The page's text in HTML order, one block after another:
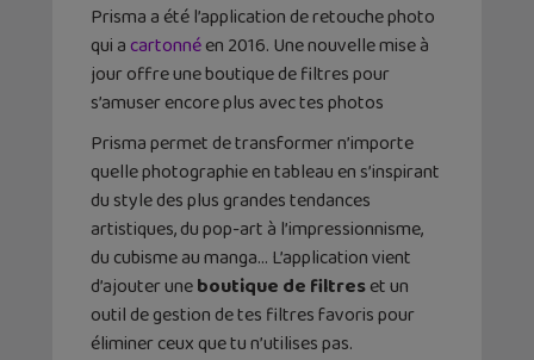
Prisma a été l’application de retouche photo
qui acartonnéen 2016. Une nouvelle mise à
jour offre une boutique de filtres pour
s’amuser encore plus avec tes photos
Prisma permet de transformer n’importe
quelle photographie en tableau en s’inspirant
du style des plus grandes tendances
artistiques, du pop-art à l’impressionnisme,
du cubisme au manga… L’application vient
d’ajouter uneboutique de filtreset un
outil de gestion de tes filtres favoris pour
éliminer ceux que tu n’utilises pas.